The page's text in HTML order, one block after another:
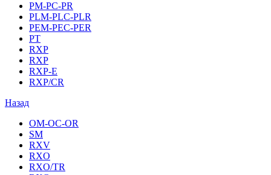
PM-PC-PR
PLM-PLC-PLR
PEM-PEC-PER
PT
RXP
RXP
RXP-E
RXP/CR
Назад
OM-OC-OR
SM
RXV
RXO
RXO/TR